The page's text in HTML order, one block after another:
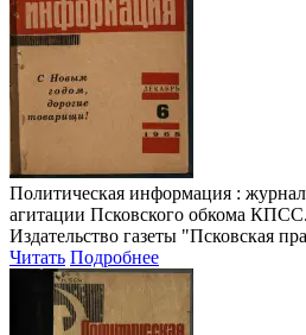
Политическая информация :
агитации Псковского обкома
Издательство газеты "Псковская
Читать Подробнее